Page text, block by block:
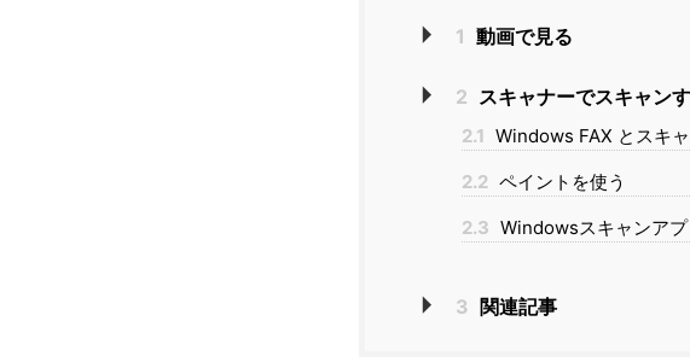
1 動画で見る
2 スキャナーでスキャン
2.1 Windows FAX とスキ
2.2 ペイントを使う
2.3 Windowsスキャンアプ
3 関連記事